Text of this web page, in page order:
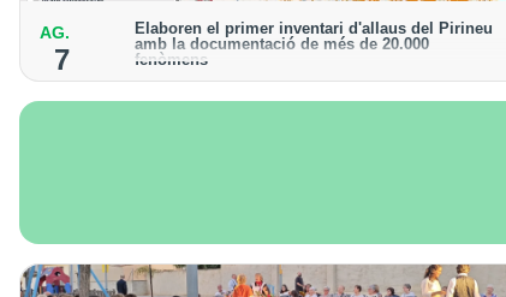
AG.
7
Elaboren el primer inventari d'allaus del Pirineu
amb la documentació de més de 20.000
fenòmens
Obra de l'Institut Cartogràfic i Geològic de Catalunya,
amb dades a partir del 1427